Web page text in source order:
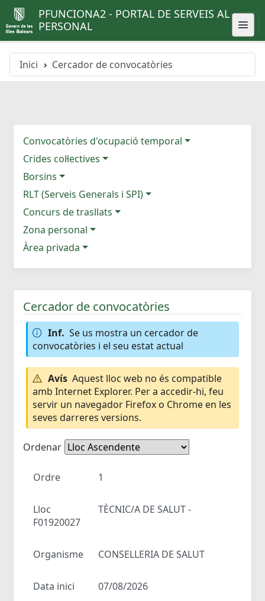
PFUNCIONA2 - PORTAL DE SERVEIS AL
PERSONAL
Inici Cercador de convocatòries
Convocatòries d'ocupació temporal
Crides col·lectives
Borsins
RLT (Serveis Generals i SPI)
Concurs de trasllats
Zona personal
Àrea privada
Cercador de convocatòries
Inf. Se us mostra un cercador de
convocatòries i el seu estat actual
Avís Aquest lloc web no és compatible
amb Internet Explorer. Per a accedir-hi, feu
servir un navegador Firefox o Chrome en les
seves darreres versions.
Ordenar
Ordre 1
Lloc
TÈCNIC/A DE SALUT -
F01920027
Organisme CONSELLERIA DE SALUT
Data inici 07/08/2026